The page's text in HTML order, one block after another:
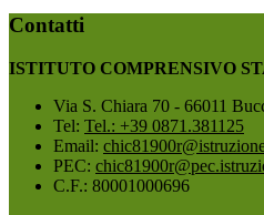
Contatti
ISTITUTO COMPRENSIVO
Via S. Chiara 70 - 66011
Tel: Tel.: +39 0871.381125
Email:
PEC:
C.F.: 80001000696